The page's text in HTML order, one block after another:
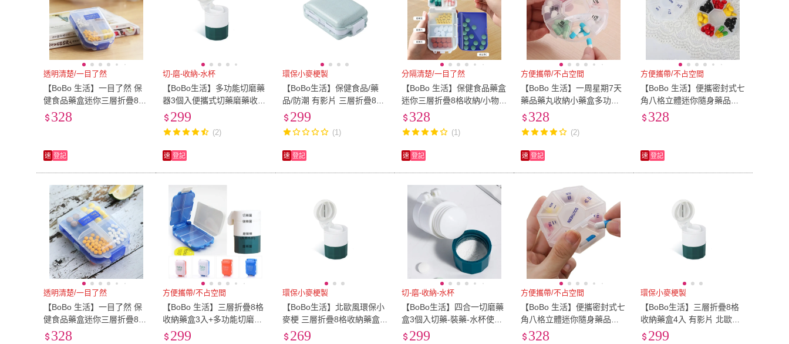
透明清楚/一目了然
【BoBo 生活】一目了然 保
健食品藥盒迷你三層折疊8格
收納/小物收納工具盒(4入)
328
速 登記
切-磨-收納-水杯
【BoBo生活】多功能切磨藥
器3個入便攜式切藥磨藥收納
藥盒(隨機色)
299
(2)
速 登記
環保小麥梗製
【BoBo生活】保健食品/藥
品/防潮 有影片 三層折疊8格
收納藥盒4入北歐風環保小麥
299
(1)
速 登記
分隔清楚/一目了然
【BoBo 生活】保健食品藥盒
迷你三層折疊8格收納/小物
收納工具盒(4入)
328
(1)
速 登記
方便攜帶/不占空間
【BoBo 生活】一周星期7天
藥品藥丸收納小藥盒多功能
飾品收納盒(5個入)
328
(2)
速 登記
方便攜帶/不占空間
【BoBo 生活】便攜密封式七
角八格立體迷你隨身藥品藥
丸收納小藥盒多功能飾品收
328
速 登記
透明清楚/一目了然
【BoBo 生活】一目了然 保
健食品藥盒迷你三層折疊8格
收納/小物收納工具盒(4入)
328
方便攜帶/不占空間
【BoBo 生活】三層折疊8格
收納藥盒3入+多功能切磨藥
器1入(隨機色)
299
環保小麥梗製
【BoBo生活】北歐風環保小
麥梗 三層折疊8格收納藥盒4
入 有影片 北歐風環保小麥梗
269
切-磨-收納-水杯
【BoBo生活】四合一切磨藥
盒3個入切藥-裝藥-水杯使用-
磨粉(隨機色)
299
方便攜帶/不占空間
【BoBo 生活】便攜密封式七
角八格立體迷你隨身藥品藥
丸收納小藥盒多功能飾品收
328
環保小麥梗製
【BoBo生活】三層折疊8格
收納藥盒4入 有影片 北歐風
環保小麥梗(隨機色)
299